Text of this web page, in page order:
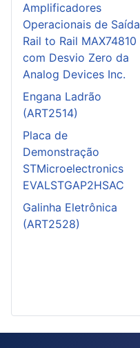
Amplificadores
Operacionais de Saída
Rail to Rail MAX74810
com Desvio Zero da
Analog Devices Inc.
Engana Ladrão
(ART2514)
Placa de
Demonstração
STMicroelectronics
EVALSTGAP2HSAC
Galinha Eletrônica
(ART2528)